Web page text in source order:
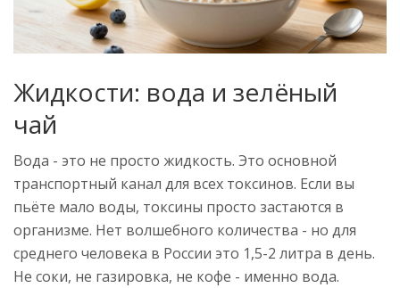
Жидкости: вода и зелёный
чай
Вода - это не просто жидкость. Это основной
транспортный канал для всех токсинов. Если вы
пьёте мало воды, токсины просто застаются в
организме. Нет волшебного количества - но для
среднего человека в России это 1,5-2 литра в день.
Не соки, не газировка, не кофе - именно вода.